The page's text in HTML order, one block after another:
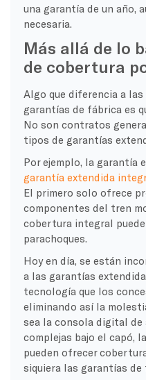
una garantía de un año,
necesaria.
Más allá de lo
de cobertura
Algo que diferencia a
garantías de fábrica es
No son contratos
tipos de garantías
Por ejemplo, la garantía
garantía extendida
El primero solo ofrece
componentes del tren
cobertura integral
parachoques.
Hoy en día, se están
a las garantías
tecnología que los
eliminando así la
sea la consola digital de
complejas bajo el capó,
pueden ofrecer
siquiera las garantías de